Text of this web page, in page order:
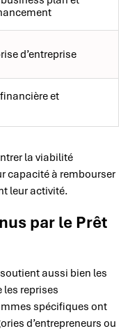
d’entreprise
et
la viabilité
capacité à rembourser
leur activité.
par le Prêt
aussi bien les
les reprises
spécifiques ont
d’entrepreneurs ou